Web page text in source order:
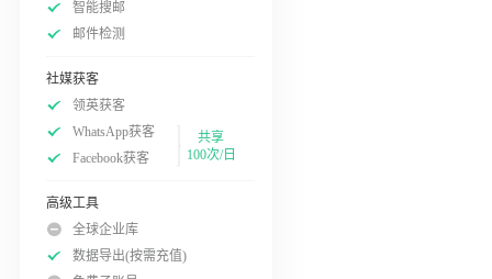
智能搜邮
邮件检测
社媒获客
领英获客
WhatsApp获客
Facebook获客
共享
100次/日
高级工具
全球企业库
数据导出(按需充值)